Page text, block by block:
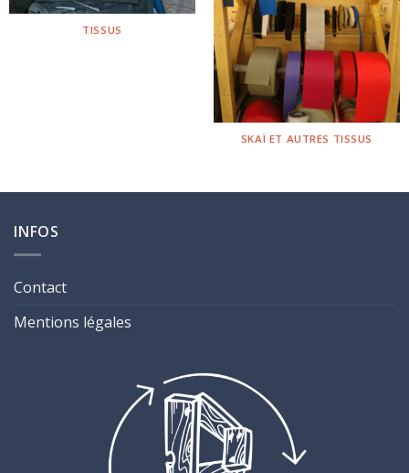
TISSUS
SKAÏ ET AUTRES TISSUS
INFOS
Contact
Mentions légales